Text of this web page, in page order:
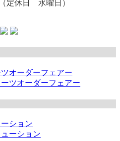
定休日 水曜日）
オーダーフェアー
ション